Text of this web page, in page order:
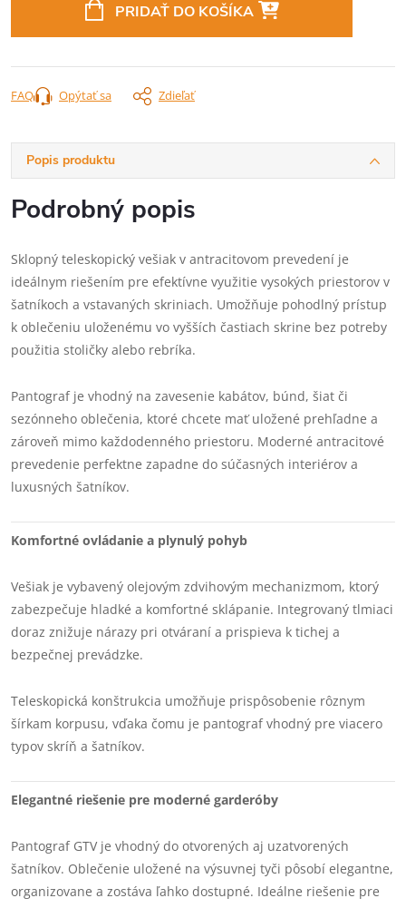
PRIDAŤ DO KOŠÍKA
Opýtať sa Zdieľať
FAQ
Popis produktu
Podrobný popis
Sklopný teleskopický vešiak v antracitovom prevedení je
ideálnym riešením pre efektívne využitie vysokých priestorov v
šatníkoch a vstavaných skriniach. Umožňuje pohodlný prístup
k oblečeniu uloženému vo vyšších častiach skrine bez potreby
použitia stoličky alebo rebríka.
Pantograf je vhodný na zavesenie kabátov, búnd, šiat či
sezónneho oblečenia, ktoré chcete mať uložené prehľadne a
zároveň mimo každodenného priestoru. Moderné antracitové
prevedenie perfektne zapadne do súčasných interiérov a
luxusných šatníkov.
Komfortné ovládanie a plynulý pohyb
Vešiak je vybavený olejovým zdvihovým mechanizmom, ktorý
zabezpečuje hladké a komfortné sklápanie. Integrovaný tlmiaci
doraz znižuje nárazy pri otváraní a prispieva k tichej a
bezpečnej prevádzke.
Teleskopická konštrukcia umožňuje prispôsobenie rôznym
šírkam korpusu, vďaka čomu je pantograf vhodný pre viacero
typov skríň a šatníkov.
Elegantné riešenie pre moderné garderóby
Pantograf GTV je vhodný do otvorených aj uzatvorených
šatníkov. Oblečenie uložené na výsuvnej tyči pôsobí elegantne,
organizovane a zostáva ľahko dostupné. Ideálne riešenie pre